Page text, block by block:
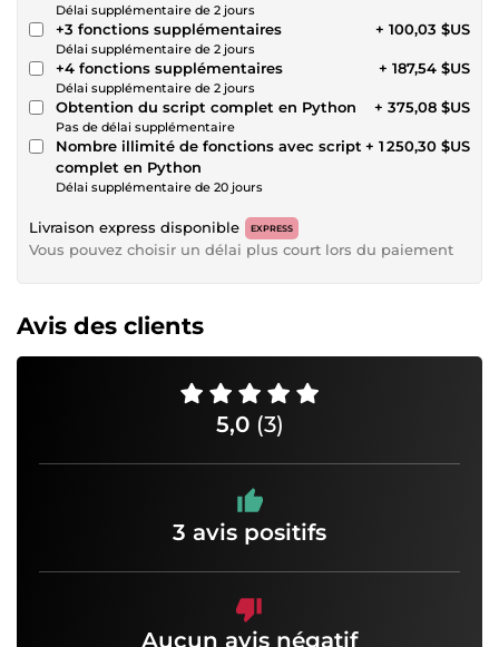
Délai supplémentaire de 2 jours
+3 fonctions supplémentaires
Délai supplémentaire de 2 jours
+ 100,03 $US
+4 fonctions supplémentaires
Délai supplémentaire de 2 jours
+ 187,54 $US
Obtention du script complet en Python
Pas de délai supplémentaire
+ 375,08 $US
Nombre illimité de fonctions avec script
complet en Python
Délai supplémentaire de 20 jours
+ 1 250,30 $US
Livraison express disponible EXPRESS
Vous pouvez choisir un délai plus court lors du paiement
Avis des clients
5,0 (3)
3 avis positifs
Aucun avis négatif